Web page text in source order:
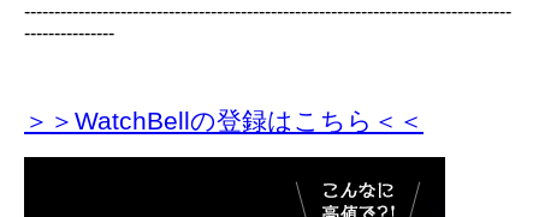
---------------------------------------------------------------------------------
---------------
＞＞WatchBellの登録はこちら＜＜